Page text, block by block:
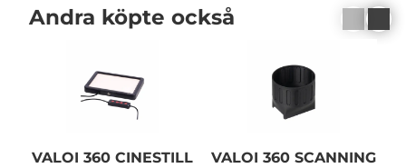
Andra köpte också
VALOI 360 CINESTILL
VALOI 360 SCANNING